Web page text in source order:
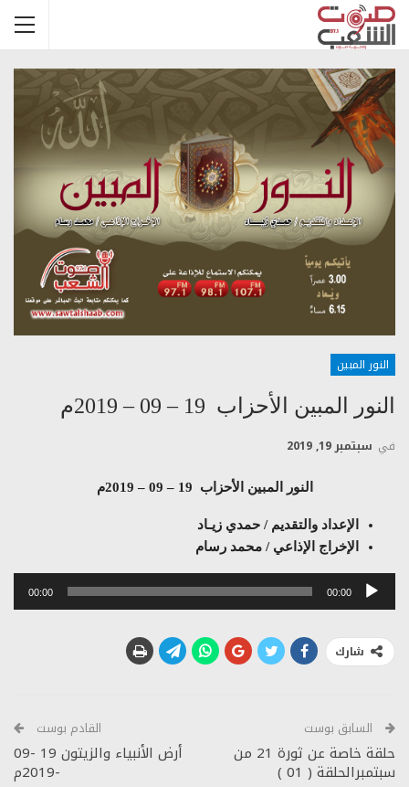
النور المبين
النور المبين الأحزاب 19 – 09 – 2019م
في سبتمبر 19, 2019
النور المبين الأحزاب 19 – 09 – 2019م
الإعداد والتقديم / حمدي زيـاد
الإخراج الإذاعي / محمد رسام
مشغل
00:00
00:00
شارك
السابق بوست
حلقة خاصة عن ثورة 21 من
سبتمبرالحلقة ( 01 )
القادم بوست
أرض الأنبياء والزيتون 19 -09
-2019م